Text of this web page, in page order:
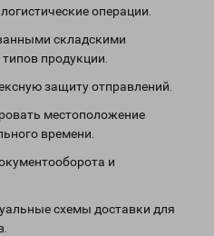
операции.
складскими
продукции.
защиту отправлений.
местоположение
времени.
и
схемы доставки для